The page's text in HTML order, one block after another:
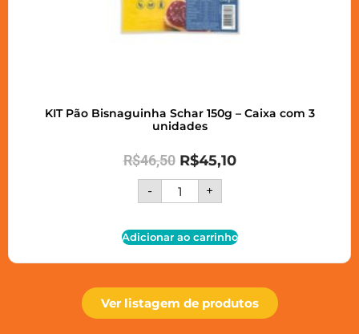
KIT Pão Bisnaguinha Schar 150g – Caixa com 3
unidades
R$46,50 R$45,10
- +
Adicionar ao carrinho
Ver listagem de produtos